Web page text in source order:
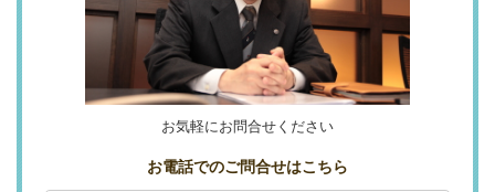
お気軽にお問合せください
お電話でのご問合せはこちら